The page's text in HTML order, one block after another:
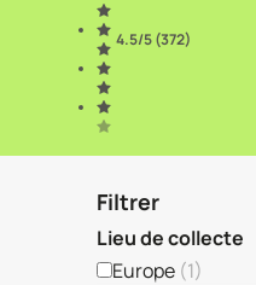
4.5/5 (372)
Filtrer
Lieu de collecte
Europe (1)